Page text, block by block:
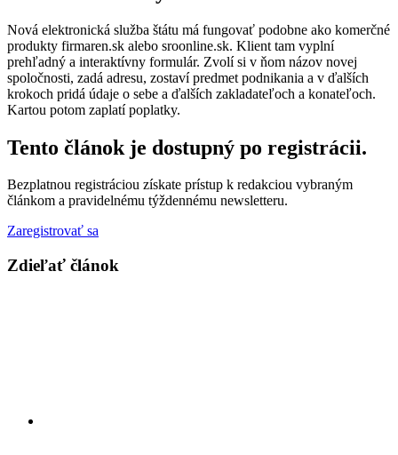
Nová elektronická služba štátu má fungovať podobne ako komerčné
produkty firmaren.sk alebo sroonline.sk. Klient tam vyplní
prehľadný a interaktívny formulár. Zvolí si v ňom názov novej
spoločnosti, zadá adresu, zostaví predmet podnikania a v ďalších
krokoch pridá údaje o sebe a ďalších zakladateľoch a konateľoch.
Kartou potom zaplatí poplatky.
Tento článok je dostupný po registrácii.
Bezplatnou registráciou získate prístup k redakciou vybraným
článkom a pravidelnému týždennému newsletteru.
Zaregistrovať sa
Zdieľať článok